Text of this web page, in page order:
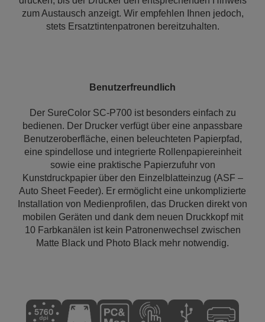
zum Austausch anzeigt. Wir empfehlen Ihnen jedoch,
stets Ersatztintenpatronen bereitzuhalten.
Benutzerfreundlich
Der SureColor SC-P700 ist besonders einfach zu
bedienen. Der Drucker verfügt über eine anpassbare
Benutzeroberfläche, einen beleuchteten Papierpfad,
eine spindellose und integrierte Rollenpapiereinheit
sowie eine praktische Papierzufuhr von
Kunstdruckpapier über den Einzelblatteinzug (ASF –
Auto Sheet Feeder). Er ermöglicht eine unkomplizierte
Installation von Medienprofilen, das Drucken direkt von
mobilen Geräten und dank dem neuen Druckkopf mit
10 Farbkanälen ist kein Patronenwechsel zwischen
Matte Black und Photo Black mehr notwendig.